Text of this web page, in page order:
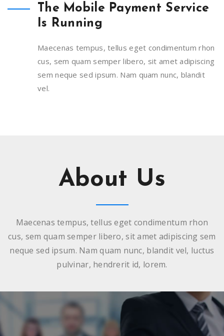
The Mobile Payment Service
Is Running
Maecenas tempus, tellus eget condimentum rhon
cus, sem quam semper libero, sit amet adipiscing
sem neque sed ipsum. Nam quam nunc, blandit
vel.
About Us
Maecenas tempus, tellus eget condimentum rhon
cus, sem quam semper libero, sit amet adipiscing sem
neque sed ipsum. Nam quam nunc, blandit vel, luctus
pulvinar, hendrerit id, lorem.